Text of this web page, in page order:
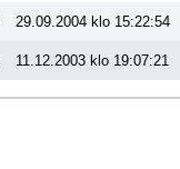
29.09.2004 klo 15:22:54
11.12.2003 klo 19:07:21